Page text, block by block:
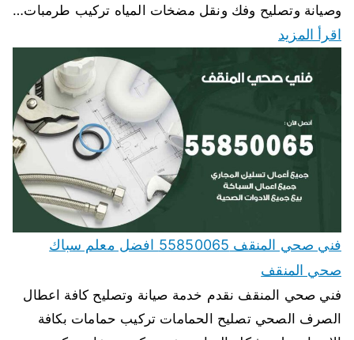
وصيانة وتصليح وفك ونقل مضخات المياه تركيب طرمبات…
اقرأ المزيد
فني صحي المنقف 55850065 افضل معلم سباك
صحي المنقف
فني صحي المنقف نقدم خدمة صيانة وتصليح كافة اعطال
الصرف الصحي تصليح الحمامات تركيب حمامات بكافة